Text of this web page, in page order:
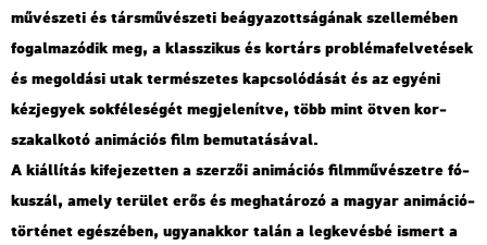
mű­vé­sze­ti és társ­mű­vé­sze­ti be­ágya­zott­sá­gá­nak szel­le­mé­ben
fo­gal­ma­zó­dik meg, a klasszi­kus és kor­társ prob­lé­ma­fel­ve­té­sek
és meg­ol­dá­si utak ter­mé­sze­tes kap­cso­ló­dá­sát és az egyé­ni
kéz­je­gyek sok­fé­le­sé­gét meg­je­le­nít­ve, több mint ötven kor­
szak­al­ko­tó ani­má­ci­ós film be­mu­ta­tá­sá­val.
A ki­ál­lí­tás ki­fe­je­zet­ten a szer­zői ani­má­ci­ós film­mű­vé­szet­re fó­
kusz­ál, amely te­rü­let erős és meg­ha­tá­ro­zó a ma­gyar ani­má­ció­
tör­té­net egé­szé­ben, ugyan­ak­kor talán a leg­ke­vés­bé is­mert a